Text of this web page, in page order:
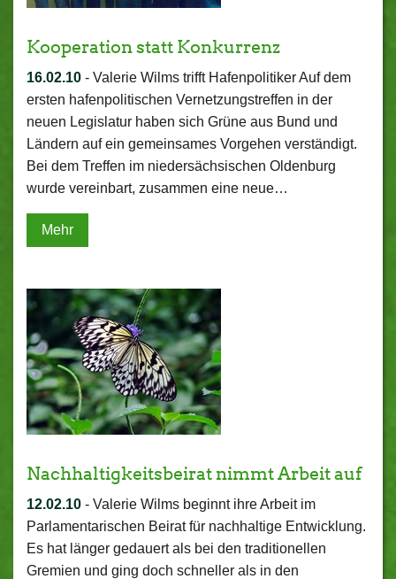
Kooperation statt Konkurrenz
16.02.10 - Valerie Wilms trifft Hafenpolitiker Auf dem
ersten hafenpolitischen Vernetzungstreffen in der
neuen Legislatur haben sich Grüne aus Bund und
Ländern auf ein gemeinsames Vorgehen verständigt.
Bei dem Treffen im niedersächsischen Oldenburg
wurde vereinbart, zusammen eine neue…
Mehr
Nachhaltigkeitsbeirat nimmt Arbeit auf
12.02.10 - Valerie Wilms beginnt ihre Arbeit im
Parlamentarischen Beirat für nachhaltige Entwicklung.
Es hat länger gedauert als bei den traditionellen
Gremien und ging doch schneller als in den